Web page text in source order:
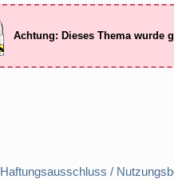
Achtung: Dieses Thema wurde
Haftungsausschluss /